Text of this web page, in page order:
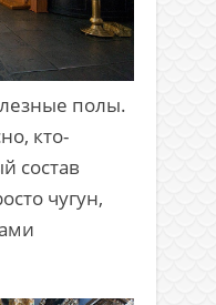
полы.
кто-
состав
чугун,